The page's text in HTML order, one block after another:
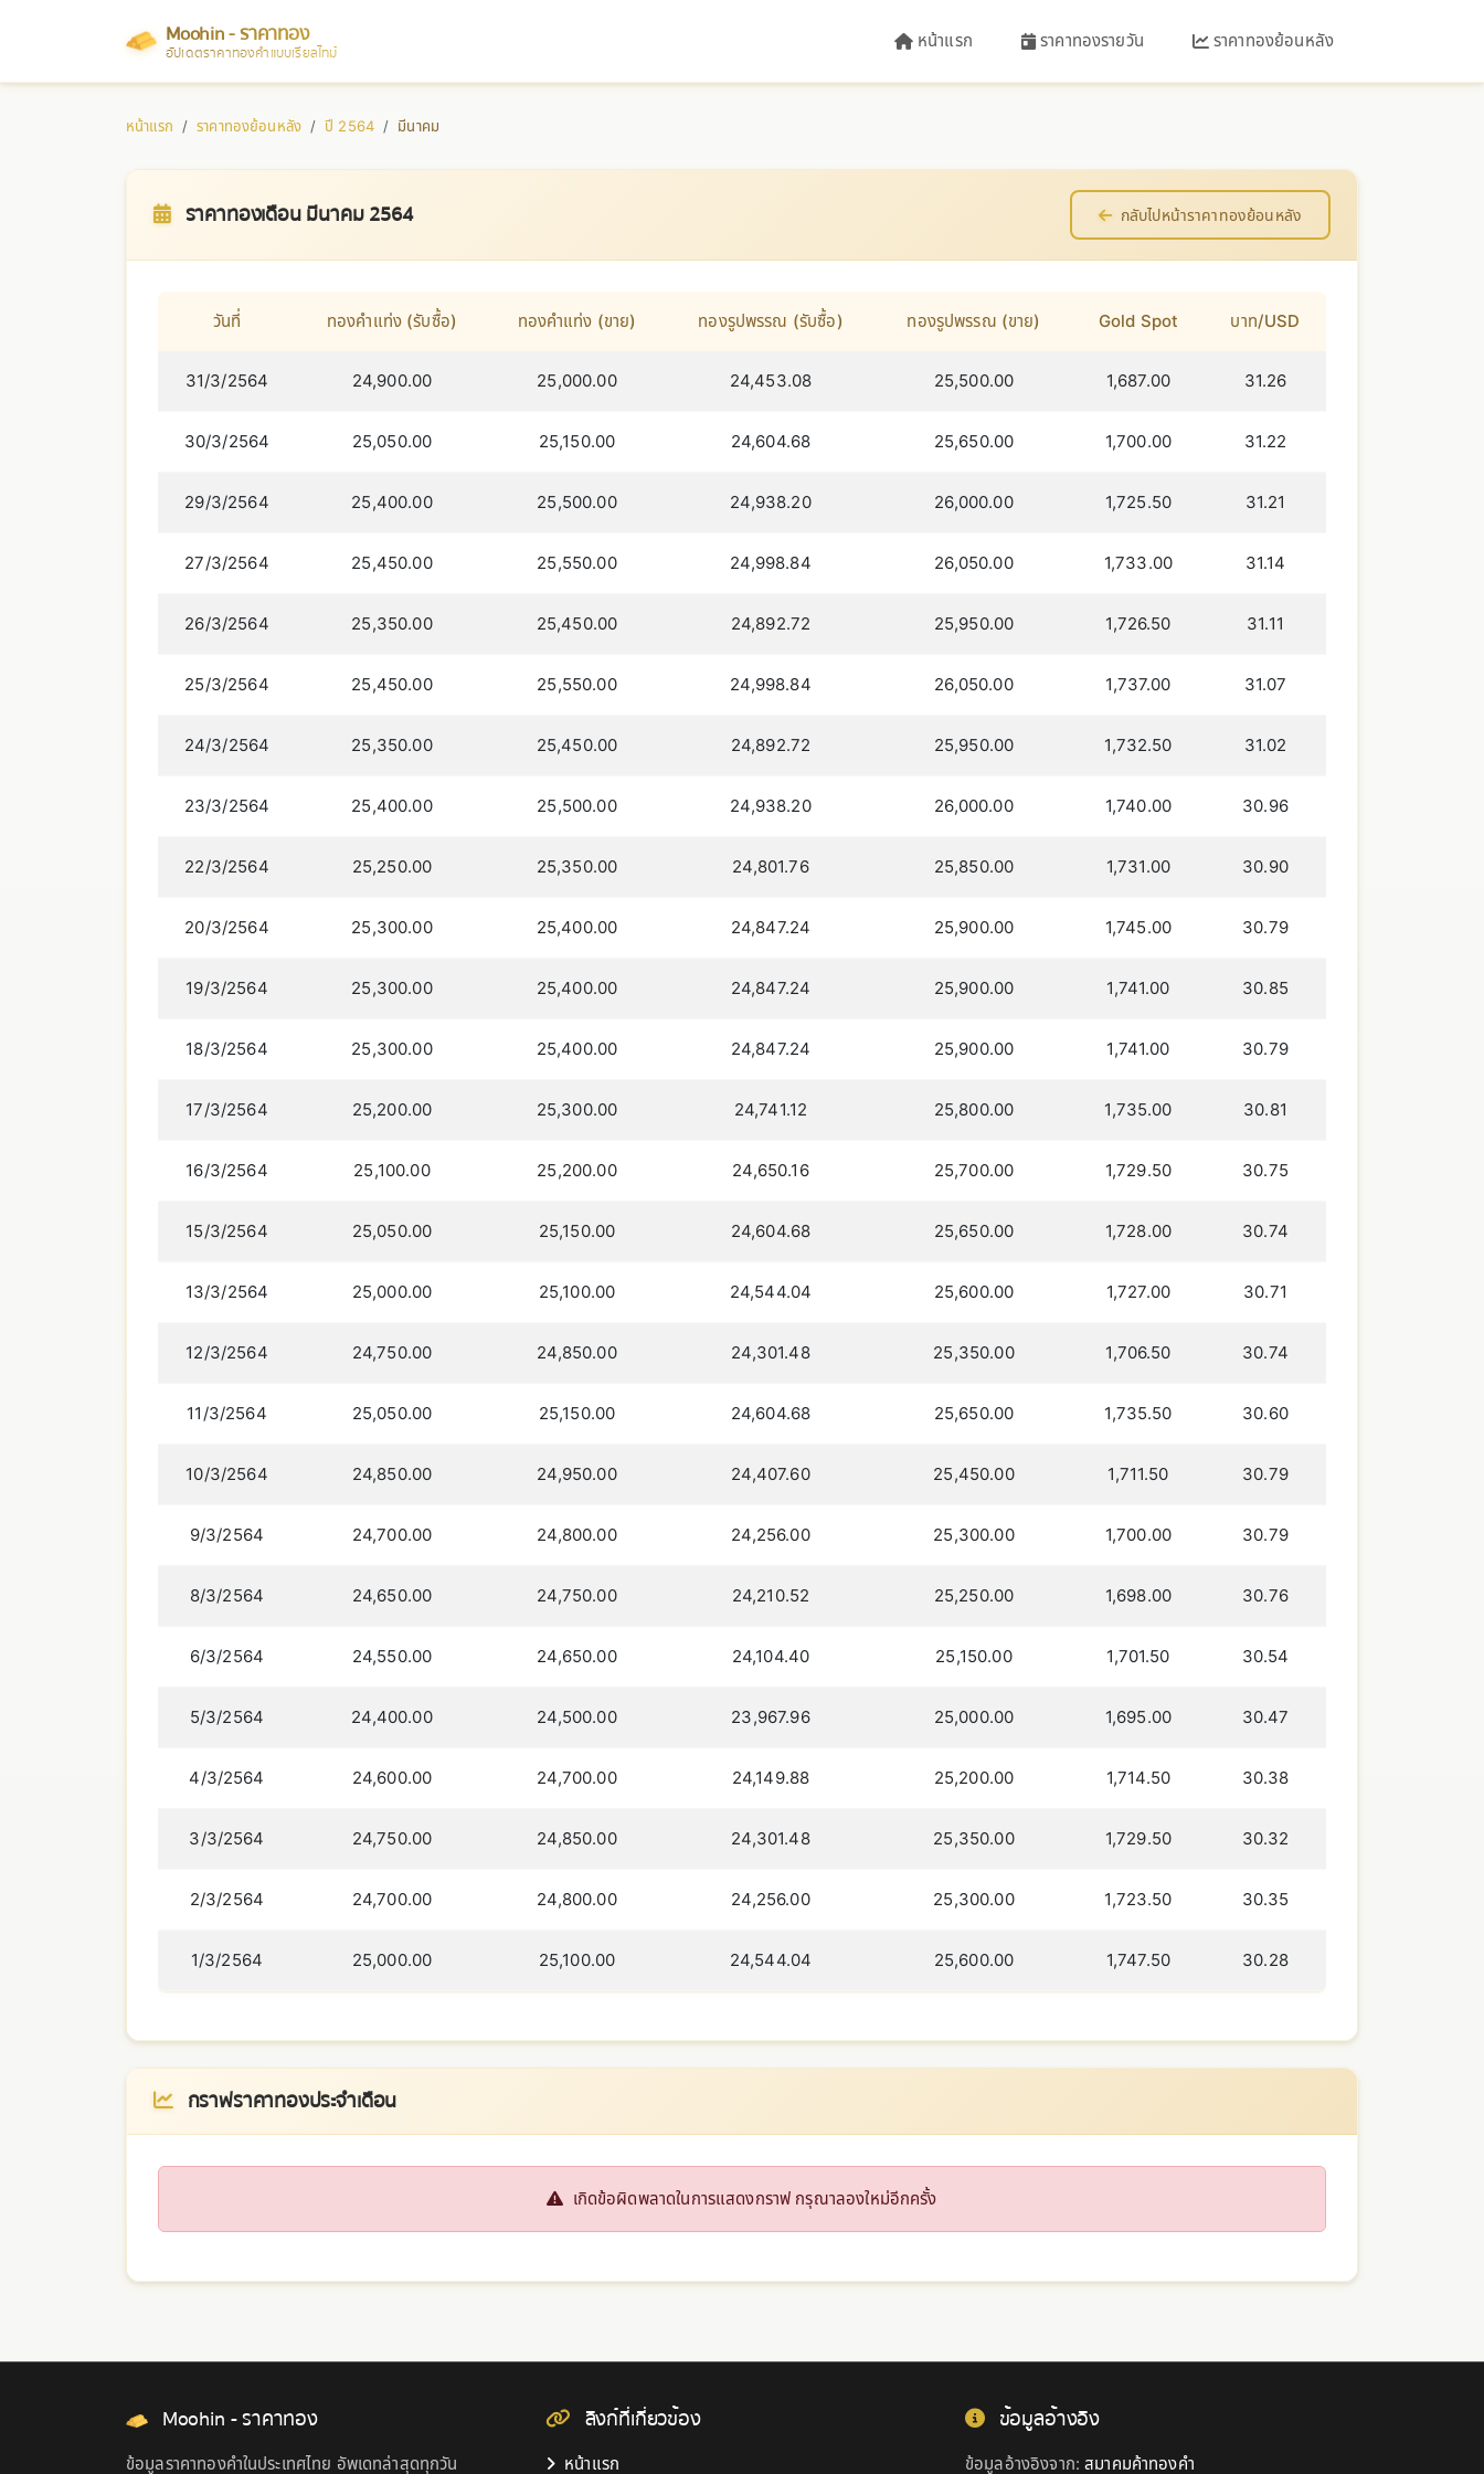
Moohin - ราคาทอง
อัปเดตราคาทองคำแบบเรียลไทม์
หน้าแรก ราคาทองรายวัน ราคาทองย้อนหลัง
หน้าแรก ราคาทองย้อนหลัง ปี 2564 มีนาคม
ราคาทองเดือน มีนาคม 2564 กลับไปหน้าราคาทองย้อนหลัง
วันที่ ทองคำแท่ง (รับซื้อ) ทองคำแท่ง (ขาย) ทองรูปพรรณ (รับซื้อ) ทองรูปพรรณ (ขาย) Gold Spot บาท/USD
31/3/2564 24,900.00 25,000.00 24,453.08 25,500.00 1,687.00 31.26
30/3/2564 25,050.00 25,150.00 24,604.68 25,650.00 1,700.00 31.22
29/3/2564 25,400.00 25,500.00 24,938.20 26,000.00 1,725.50 31.21
27/3/2564 25,450.00 25,550.00 24,998.84 26,050.00 1,733.00 31.14
26/3/2564 25,350.00 25,450.00 24,892.72 25,950.00 1,726.50 31.11
25/3/2564 25,450.00 25,550.00 24,998.84 26,050.00 1,737.00 31.07
24/3/2564 25,350.00 25,450.00 24,892.72 25,950.00 1,732.50 31.02
23/3/2564 25,400.00 25,500.00 24,938.20 26,000.00 1,740.00 30.96
22/3/2564 25,250.00 25,350.00 24,801.76 25,850.00 1,731.00 30.90
20/3/2564 25,300.00 25,400.00 24,847.24 25,900.00 1,745.00 30.79
19/3/2564 25,300.00 25,400.00 24,847.24 25,900.00 1,741.00 30.85
18/3/2564 25,300.00 25,400.00 24,847.24 25,900.00 1,741.00 30.79
17/3/2564 25,200.00 25,300.00 24,741.12 25,800.00 1,735.00 30.81
16/3/2564 25,100.00 25,200.00 24,650.16 25,700.00 1,729.50 30.75
15/3/2564 25,050.00 25,150.00 24,604.68 25,650.00 1,728.00 30.74
13/3/2564 25,000.00 25,100.00 24,544.04 25,600.00 1,727.00 30.71
12/3/2564 24,750.00 24,850.00 24,301.48 25,350.00 1,706.50 30.74
11/3/2564 25,050.00 25,150.00 24,604.68 25,650.00 1,735.50 30.60
10/3/2564 24,850.00 24,950.00 24,407.60 25,450.00 1,711.50 30.79
9/3/2564 24,700.00 24,800.00 24,256.00 25,300.00 1,700.00 30.79
8/3/2564 24,650.00 24,750.00 24,210.52 25,250.00 1,698.00 30.76
6/3/2564 24,550.00 24,650.00 24,104.40 25,150.00 1,701.50 30.54
5/3/2564 24,400.00 24,500.00 23,967.96 25,000.00 1,695.00 30.47
4/3/2564 24,600.00 24,700.00 24,149.88 25,200.00 1,714.50 30.38
3/3/2564 24,750.00 24,850.00 24,301.48 25,350.00 1,729.50 30.32
2/3/2564 24,700.00 24,800.00 24,256.00 25,300.00 1,723.50 30.35
1/3/2564 25,000.00 25,100.00 24,544.04 25,600.00 1,747.50 30.28
กราฟราคาทองประจำเดือน
เกิดข้อผิดพลาดในการแสดงกราฟ กรุณาลองใหม่อีกครั้ง
Moohin - ราคาทอง
ข้อมูลราคาทองคำในประเทศไทย อัพเดทล่าสุดทุกวัน
ลิงก์ที่เกี่ยวข้อง
หน้าแรก
ข้อมูลอ้างอิง
ข้อมูลอ้างอิงจาก:สมาคมค้าทองคำ